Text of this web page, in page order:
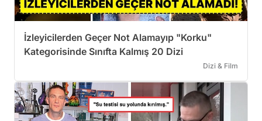
İzleyicilerden Geçer Not Alamayıp "Korku"
Kategorisinde Sınıfta Kalmış 20 Dizi
Dizi & Film